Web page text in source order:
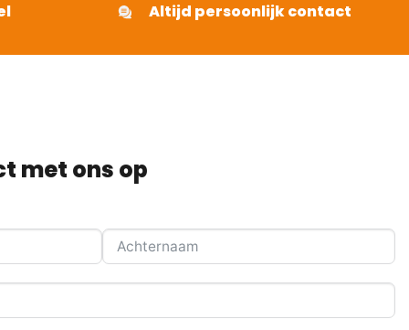
Altijd persoonlijk contact
met ons op